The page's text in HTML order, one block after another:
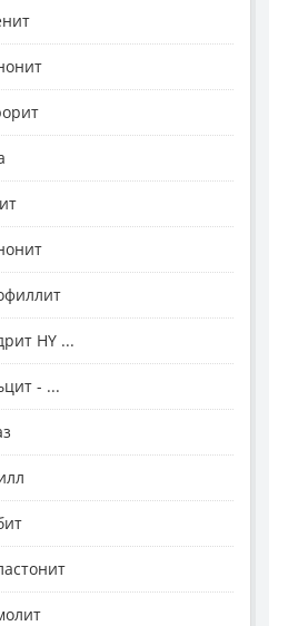
HY ...
- ...